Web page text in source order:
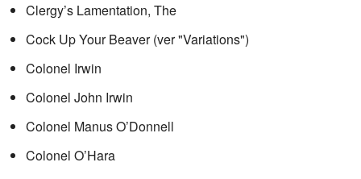
Clergy’s Lamentation, The
Cock Up Your Beaver (ver "Variations")
Colonel Irwin
Colonel John Irwin
Colonel Manus O’Donnell
Colonel O’Hara